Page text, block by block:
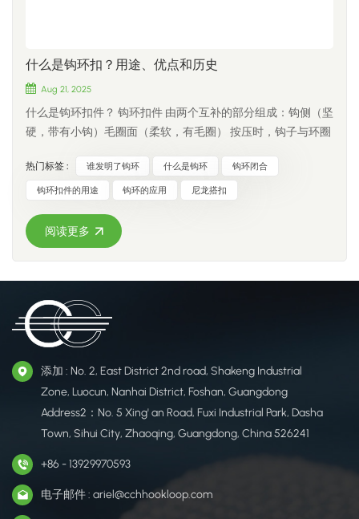
架—专为汽车应用而设计的高强度解决方案。 ​ 三、4个简单步
骤安装您的车牌 1.清洁表面 用酒精棉片彻底擦拭保险杠上的车
牌安装区域和车牌背面。确保清除所有灰尘、油污和水分，并
让表面完全干燥。 2. 贴上钩胶带 将钩带（粗糙的一面）贴到车
一面）贴到车牌的背面。 4. 对齐并按下 小心地将车牌与保险杠
对齐，并用力按压 30 秒，以确保牢固粘合。 安装完成：车牌
前，请让粘合剂固化 24 小时。 四、常见问题​ 问：这种方法
合法吗？牌照会掉下来吗？ 答：大多数地区的法规都要求安装
螺丝更可靠。请务必查看当地法律法规。 问：如何去除？会留
下残留物吗？ 答：用手慢慢撕掉。优质粘合剂通常不会留下残
留物，但任何痕迹都可以用酒精或除胶剂清除。 准备好尝试了
吗？ 升级到更智能、更简单、更安全的方式，使用工业级钩环
安装您的车牌。 提供免费样品！ 索取样品 专为车牌安装而设
计的套件。 您是批发商、零售商还是商业用户？请联系我们获
取 OEM 解决方案和批发价格。 探索 CCHHookloop 产品 联
系我们，获取高性能钩环解决方案。
什么是钩环扣？用途、优点和历史
Aug 21, 2025
什么是钩环扣件？ 钩环扣件 由两个互补的部分组成：钩侧（坚
硬，带有小钩）毛圈面（柔软，有毛圈） 按压时，钩子与环圈
了纽扣和拉链等传统闭合方式，只需快速拉开即可快速闭合和
轻松解开。 钩环扣件的主要优点： 使用方便且安全 - 无需工具
全紧固用途广泛——广泛应用于各行各业 钩环扣件的发明 钩环
扣是由瑞士工程师乔治·德·梅斯特拉尔于20世纪40年代发明
研发，他于1955年获得了“Velcro®”的专利——这个名字结合了
法语单词“velour”（天鹅绒）和“crochet”（钩针）。他的发明
成为20世纪最重要的创新之一。 适用于不同行业的钩环解决方
案 ​鞋类和服装服装：更换纽扣/拉链（例如夹克、童装、运动
服）鞋类：运动鞋绑带、矫形鞋、易调节鞋扣 电缆管理IT/电信
系统中的电线捆绑适用于办公室/工业场所的可重复使用电缆扎
带 汽车行业内饰紧固件（车顶内衬、车门面板）线束管理固定
汽车脚垫 包装与运输可重复使用的货物带易碎物品的保护性包
装 国防与军事战术装备附件（背心、小袋）装备伪装罩 家居装
饰家居用品：窗帘架、储物袋封口 运动器材手套/腕带封口瑜
伽垫绑带 航空航天飞机内饰板固定应急设备紧固 CCH钩环 是
热门标签 : 谁发明了钩环 什么是钩环 钩环闭合
钩环扣件的用途 钩环的应用 尼龙搭扣
阅读更多
添加 : No. 2, East District 2nd road, Shakeng Industrial
Zone, Luocun, Nanhai District, Foshan, Guangdong
Address2：No. 5 Xing' an Road, Fuxi Industrial Park, Dasha
Town, Sihui City, Zhaoqing, Guangdong, China 526241
+86 - 13929970593
电子邮件 : ariel@cchhookloop.com